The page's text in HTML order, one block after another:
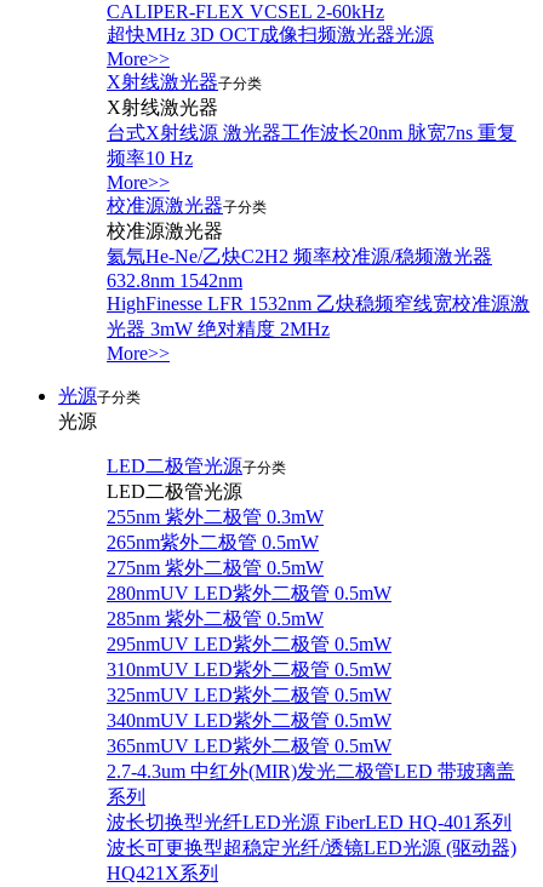
CALIPER-FLEX VCSEL 2-60kHz
超快MHz 3D OCT成像扫频激光器光源
More>>
X射线激光器子分类
X射线激光器
台式X射线源 激光器工作波长20nm 脉宽7ns 重复
频率10 Hz
More>>
校准源激光器子分类
校准源激光器
氦氖He-Ne/乙炔C2H2 频率校准源/稳频激光器
632.8nm 1542nm
HighFinesse LFR 1532nm 乙炔稳频窄线宽校准源激
光器 3mW 绝对精度 2MHz
More>>
光源子分类
光源
LED二极管光源子分类
LED二极管光源
255nm 紫外二极管 0.3mW
265nm紫外二极管 0.5mW
275nm 紫外二极管 0.5mW
280nmUV LED紫外二极管 0.5mW
285nm 紫外二极管 0.5mW
295nmUV LED紫外二极管 0.5mW
310nmUV LED紫外二极管 0.5mW
325nmUV LED紫外二极管 0.5mW
340nmUV LED紫外二极管 0.5mW
365nmUV LED紫外二极管 0.5mW
2.7-4.3um 中红外(MIR)发光二极管LED 带玻璃盖
系列
波长切换型光纤LED光源 FiberLED HQ-401系列
波长可更换型超稳定光纤/透镜LED光源 (驱动器)
HQ421X系列